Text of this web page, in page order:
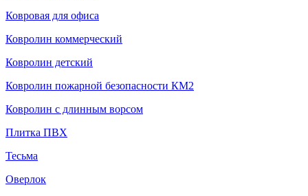
Ковровая для офиса
Ковролин коммерческий
Ковролин детский
Ковролин пожарной безопасности КМ2
Ковролин с длинным ворсом
Плитка ПВХ
Тесьма
Оверлок